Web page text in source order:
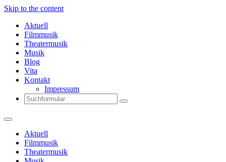
Skip to the content
Aktuell
Filmmusik
Theatermusik
Musik
Blog
Vita
Kontakt
Impressum
Search
Aktuell
Filmmusik
Theatermusik